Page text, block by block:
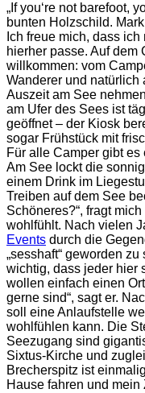
„If you‘re not barefoot,
bunten Holzschild.
Ich freue mich, dass
hierher passe. Auf
willkommen: vom
Wanderer und
Auszeit am See
am Ufer des Sees ist
geöffnet – der Kiosk
sogar Frühstück mit
Für alle Camper gibt
Am See lockt die
einem Drink im
Treiben auf dem See
Schöneres?“, fragt
wohlfühlt. Nach vielen
Events durch die
„sesshaft“ geworden
wichtig, dass jeder hier
wollen einfach einen
gerne sind“, sagt er.
soll eine Anlaufstelle
wohlfühlen kann. Die
Seezugang sind
Sixtus-Kirche und
Brecherspitz ist
Hause fahren und mein